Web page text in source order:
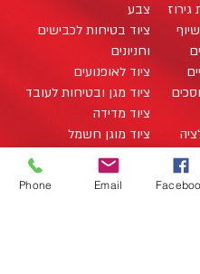
צבע
ציוד בטיחות לכבישים
וחניונים
ציוד לאופנועים
ציוד מגן ובטיחות לעובד
ציוד מדידה
ציוד מוגן חשמל
ציוד מיגון לעבודה על
רכבים היברידיים
Phone Email